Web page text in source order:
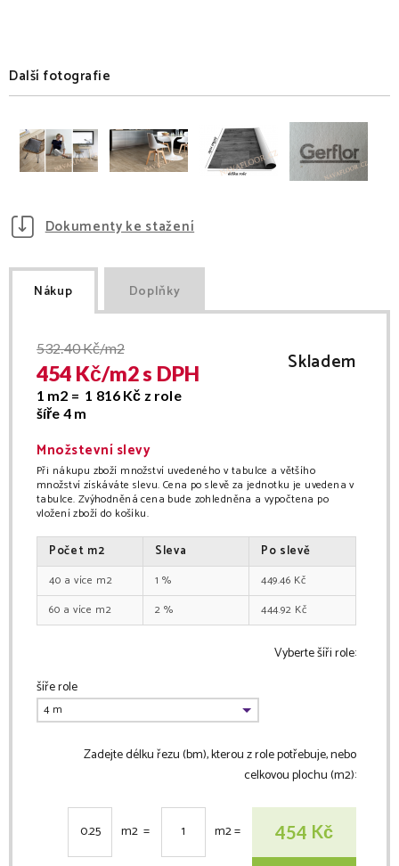
Další fotografie
Dokumenty ke stažení
Nákup Doplňky
532.40Kč/m2
454 Kč/m2s DPH
1 m2 = 1 816 Kč z role
šíře 4 m
Skladem
Množstevní slevy
Při nákupu zboží množství uvedeného v tabulce a většího
množství získáváte slevu. Cena po slevě za jednotku je uvedena v
tabulce. Zvýhodněná cena bude zohledněna a vypočtena po
vložení zboží do košíku.
Počet m2 Sleva Po slevě
40 m2 1 % 449.46 Kč
60
m2 2 % 444.92 Kč
Vyberte šíři role:
šíře role
Zadejte délku řezu (bm), kterou z role potřebuje, nebo
celkovou plochu (m2):
m2 = m2= 454 Kč